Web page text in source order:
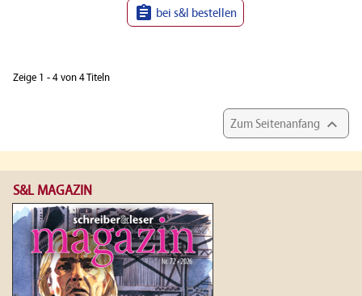
 bei s&l bestellen
Zeige 1 - 4 von 4 Titeln
Zum Seitenanfang 
S&L MAGAZIN